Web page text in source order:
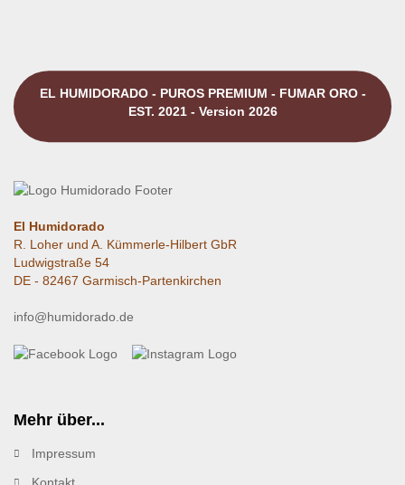
EL HUMIDORADO - PUROS PREMIUM - FUMAR ORO -
EST. 2021 - Version 2026
El Humidorado
R. Loher und A. Kümmerle-Hilbert GbR
Ludwigstraße 54
DE - 82467 Garmisch-Partenkirchen
info@humidorado.de
Mehr über...
Impressum